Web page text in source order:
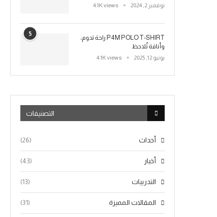
نوفمبر 2, 2024 4.1K views
5
P4M POLO T-SHIRT راحة تدوم،
وأناقة تُلاحظ
يونيو 12, 2025 4.1K views
التصنيفات
أحداث (26)
أخبار (43)
التدريبات (13)
المقالات المميزة (31)